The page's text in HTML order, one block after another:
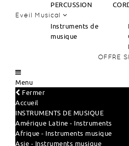
PERCUSSION
Eveil Musical
Instruments de
musique
OFFRE
Menu
Fermer
Accueil
INSTRUMENTS DE MUSIQUE
Amérique Latine - Instruments
Afrique - Instruments musique
Asie - Instruments musique